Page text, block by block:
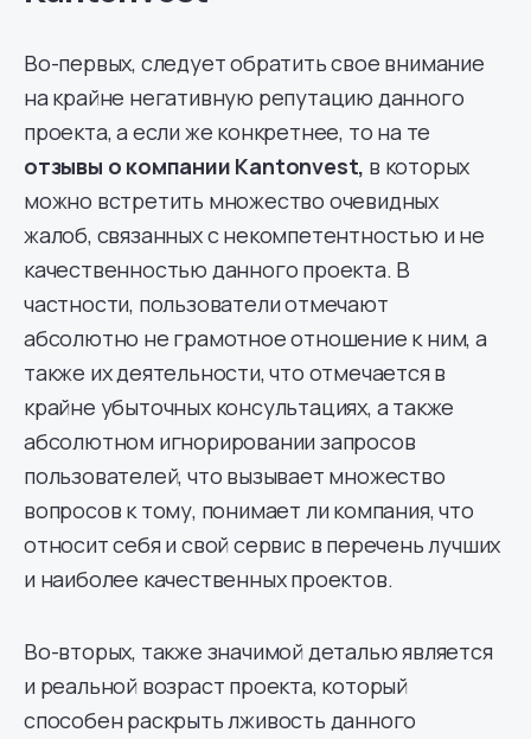
Во-первых, следует обратить свое внимание
на крайне негативную репутацию данного
проекта, а если же конкретнее, то на те
отзывы о компании Kantonvest, в которых
можно встретить множество очевидных
жалоб, связанных с некомпетентностью и не
качественностью данного проекта. В
частности, пользователи отмечают
абсолютно не грамотное отношение к ним, а
также их деятельности, что отмечается в
крайне убыточных консультациях, а также
абсолютном игнорировании запросов
пользователей, что вызывает множество
вопросов к тому, понимает ли компания, что
относит себя и свой сервис в перечень лучших
и наиболее качественных проектов.
Во-вторых, также значимой деталью является
и реальной возраст проекта, который
способен раскрыть лживость данного